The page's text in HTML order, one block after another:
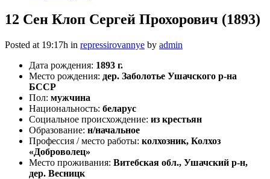
12 Сен Клоп Сергей Прохорович (1893)
Posted at 19:17h in repressirovannye by admin
Дата рождения: 1893 г.
Место рождения: дер. Заболотье Ушачского р-на
БССР
Пол: мужчина
Национальность: беларус
Социальное происхождение: из крестьян
Образование: н/начальное
Профессия / место работы: колхозник, Колхоз
«Доброволец»
Место проживания: Витебская обл., Ушачский р-н,
дер. Весницк